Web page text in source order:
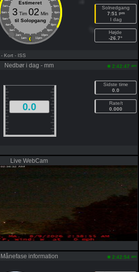
7am 5pm
6am 6pm
5am 7pm
4am 8pm
3am 9pm
2am 10pm
1am 11pm
Estimeret
3Tim 02 Min
til Solopgang
Solnedgang
7:51 pm
I dag
Højde
-26.7°
- Kort - ISS
Nedbør i dag - mm 2:42:47 am
0.0
Sidste time
0.0
Rate/t
0.000
Live WebCam
Månefase information 2:42:54 am